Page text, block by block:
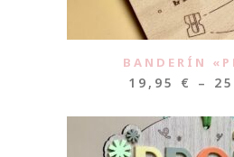
BANDERÍN
19,95 € –